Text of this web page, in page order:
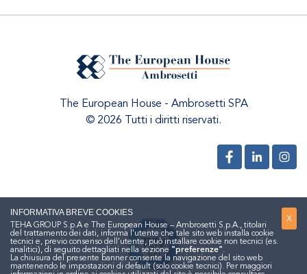
The European House - Ambrosetti SPA
© 2026 Tutti i diritti riservati.
X
INFORMATIVA BREVE COOKIES
TEHA GROUP S.p.A e The European House – Ambrosetti S.p.A., titolari
del trattamento dei dati, informa l'utente che tale sito web installa cookie
tecnici e, previo consenso dell'utente, può installare cookie non tecnici (es.
analitici), di seguito dettagliati nella sezione "preferenze".
La chiusura del presente banner consente la navigazione del sito web
mantenendo le impostazioni di default (solo cookie tecnici). Per maggiori